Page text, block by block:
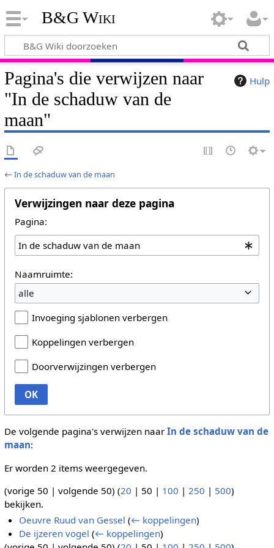
B&G Wiki
Hulp
Pagina's die verwijzen naar
"In de schaduw van de
maan"
←In de schaduw van de maan
Verwijzingen naar deze pagina
Pagina:
Naamruimte:
alle
Invoeging sjablonen verbergen
Koppelingen verbergen
Doorverwijzingen verbergen
OK
De volgende pagina's verwijzen naar In de schaduw van de
maan:
Er worden 2 items weergegeven.
(vorige 50 | volgende 50) (20 | 50 | 100 | 250 | 500)
bekijken.
Oeuvre Ruud van Gessel (← koppelingen)
De ijzeren vogel (← koppelingen)